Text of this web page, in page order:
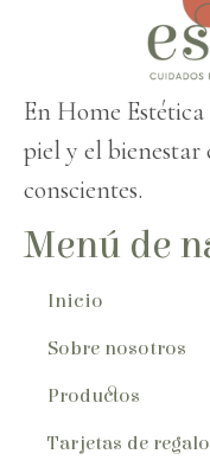
En Home
piel y el bienestar
conscientes.
Menú de
Inicio
Sobre nosotros
Productos
Tarjetas de regalo